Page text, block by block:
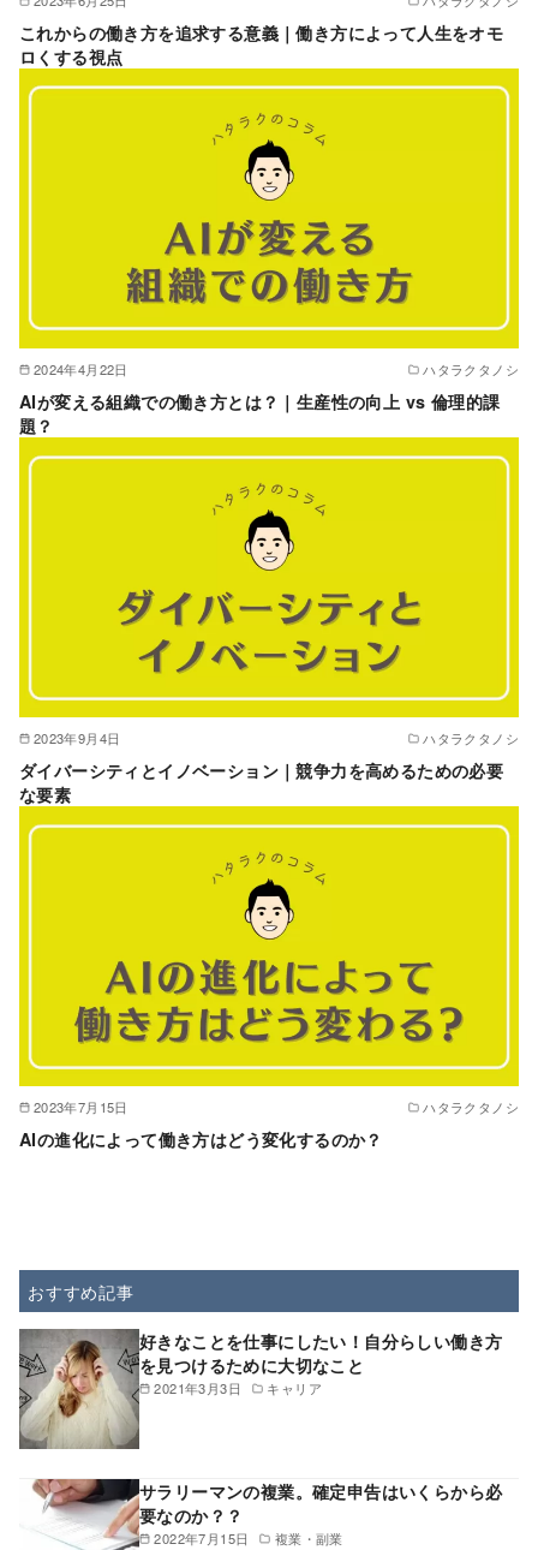
これからの働き方を追求する意義｜働き方によって人生をオモ
ロくする視点
2024年4月22日 ハタラクタノシ
AIが変える組織での働き方とは？｜生産性の向上 vs 倫理的課
題？
2023年9月4日 ハタラクタノシ
ダイバーシティとイノベーション｜競争力を高めるための必要
な要素
2023年7月15日 ハタラクタノシ
AIの進化によって働き方はどう変化するのか？
おすすめ記事
2021年3月3日 キャリア
好きなことを仕事にしたい！自分らしい働き方
を見つけるために大切なこと
2022年7月15日 複業・副業
サラリーマンの複業。確定申告はいくらから必
要なのか？？